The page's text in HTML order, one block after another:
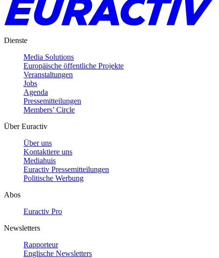
Dienste
Media Solutions
Europäische öffentliche Projekte
Veranstaltungen
Jobs
Agenda
Pressemitteilungen
Members’ Circle
Über Euractiv
Über uns
Kontaktiere uns
Mediahuis
Euractiv Pressemitteilungen
Politische Werbung
Abos
Euractiv Pro
Newsletters
Rapporteur
Englische Newsletters